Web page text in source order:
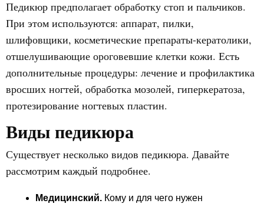
Педикюр предполагает обработку стоп и пальчиков.
При этом используются: аппарат, пилки,
шлифовщики, косметические препараты-кератолики,
отшелушивающие ороговевшие клетки кожи. Есть
дополнительные процедуры: лечение и профилактика
вросших ногтей, обработка мозолей, гиперкератоза,
протезирование ногтевых пластин.
Виды педикюра
Существует несколько видов педикюра. Давайте
рассмотрим каждый подробнее.
Медицинский. Кому и для чего нужен